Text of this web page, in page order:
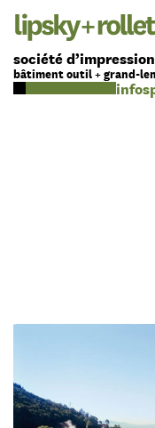
société
bâtiment outil + grand-